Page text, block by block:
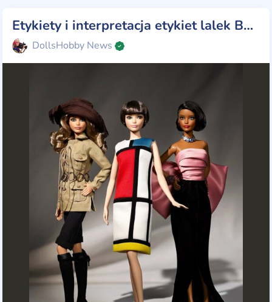
Etykiety i interpretacja etykiet lalek Barbie
DollsHobby News